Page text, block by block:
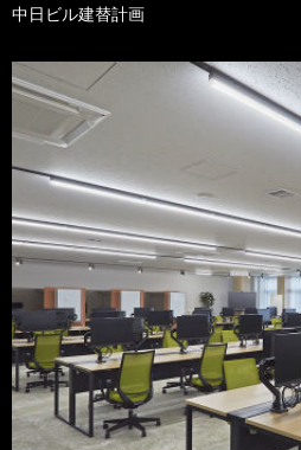
中日ビル建替計画